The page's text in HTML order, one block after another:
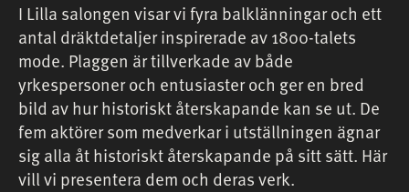
I Lilla salongen visar vi fyra balklänningar och ett
antal dräktdetaljer inspirerade av 1800-talets
mode. Plaggen är tillverkade av både
yrkespersoner och entusiaster och ger en bred
bild av hur historiskt återskapande kan se ut. De
fem aktörer som medverkar i utställningen ägnar
sig alla åt historiskt återskapande på sitt sätt. Här
vill vi presentera dem och deras verk.